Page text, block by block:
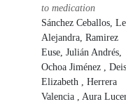
to medication
Sánchez Ceballos,
Alejandra, Ramirez
Euse, Julián Andrés,
Ochoa Jiménez ,
Elizabeth , Herrera
Valencia , Aura